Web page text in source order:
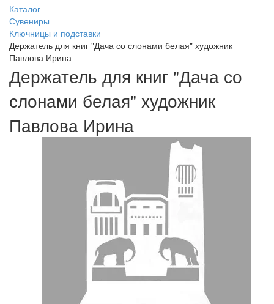
Каталог
Сувениры
Ключницы и подставки
Держатель для книг "Дача со слонами белая" художник
Павлова Ирина
Держатель для книг "Дача со
слонами белая" художник
Павлова Ирина